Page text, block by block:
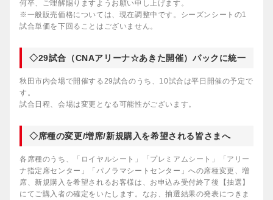
何卒、ご理解賜りますようお願い申し上げます。
※一般販売価格については、現在調整中です。シーズンシートの1
試合単価を下回ることはございません。
◇29試合（CNAアリーナ☆あきた開催）パックに統一
秋田市内会場で開催する29試合のうち、10試合は平日開催の予定で
す。
試合日程、会場は変更となる可能性がございます。
◇席種の変更/増席/新規購入を希望される皆さまへ
各席種のうち、「ロイヤルシート」「プレミアムシート」「アリー
ナ指定席センター」「パノラマシートセンター」への席種変更、増
席、新規購入を希望されるお客様は、お申込み受付終了後【抽選】
にてご購入者の確定をいたします。なお、抽選結果の発表につきま